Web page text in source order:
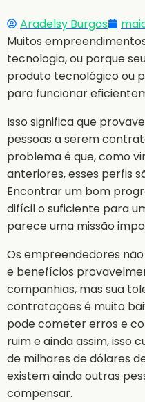
Aradelsy Burgos
Muitos
tecnologia, ou porque
produto tecnológico ou
para funcionar
Isso significa que
pessoas a serem
problema é que, como
anteriores, esses perfis
Encontrar um bom
difícil o suficiente para
parece uma missão
Os empreendedores
e benefícios
companhias, mas sua
contratações é muito
pode cometer erros e
ruim e ainda assim, isso
de milhares de dólares
existem ainda outras
compensar.